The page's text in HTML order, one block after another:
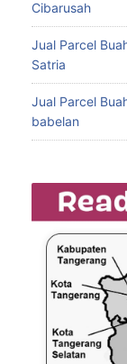
Cibarusah
Jual Parcel
Satria
Jual Parcel
babelan